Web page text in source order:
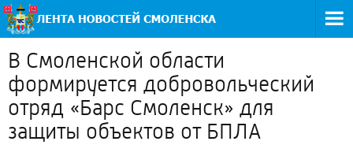
В Смоленской области
формируется добровольческий
отряд «Барс Смоленск» для
защиты объектов от БПЛА